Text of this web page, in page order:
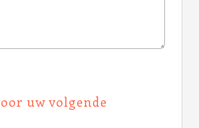
uw volgende